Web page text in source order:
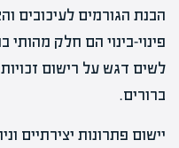
הבנת הגורמים לעיכובים
פינוי-בינוי הם חלק
לשים דגש על רישום
ברורים.
יישום פתרונות יצירתיים